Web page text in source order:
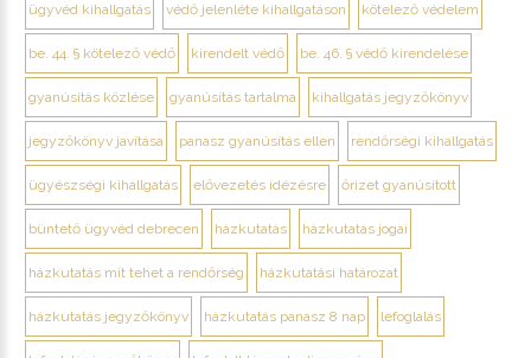
ügyvéd kihallgatás védő jelenléte kihallgatáson kötelező védelem
be. 44. § kötelező védő kirendelt védő be. 46. § védő kirendelése
gyanúsítás közlése gyanúsítás tartalma kihallgatás jegyzőkönyv
jegyzőkönyv javítása panasz gyanúsítás ellen rendőrségi kihallgatás
ügyészségi kihallgatás elővezetés idézésre őrizet gyanúsított
büntető ügyvéd debrecen házkutatás házkutatás jogai
házkutatás mit tehet a rendőrség házkutatási határozat
házkutatás jegyzőkönyv házkutatás panasz 8 nap lefoglalás